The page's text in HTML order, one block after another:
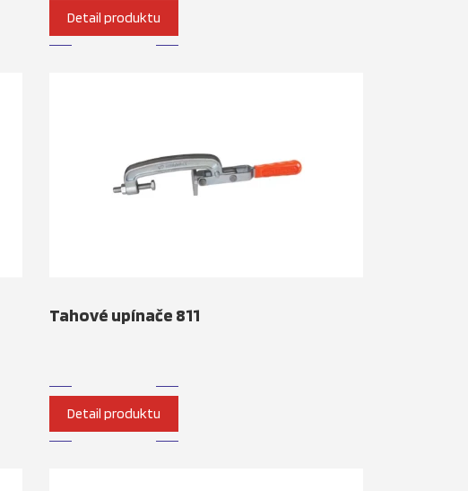
Detail produktu
Tahové upínače 811
Detail produktu